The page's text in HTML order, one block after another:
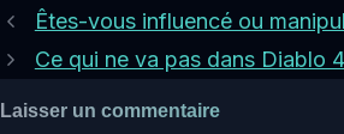
Êtes-vous influencé ou
Ce qui ne va pas dans Diablo 4
Laisser un commentaire